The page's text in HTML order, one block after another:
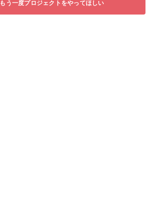
もう一度プロジェクトをやってほしい